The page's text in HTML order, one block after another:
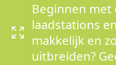
Beginnen met
laadstations
makkelijk en
uitbreiden?